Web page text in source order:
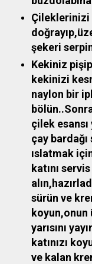
Çileklerinizi
şekeri
Kekiniz
kekinizi
naylon bir
çilek
çay bardağı
ıslatmak
katını
sürün ve
koyun,onun
yarısını
katınızı
ve kalan